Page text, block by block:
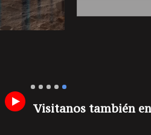
Visitanos también